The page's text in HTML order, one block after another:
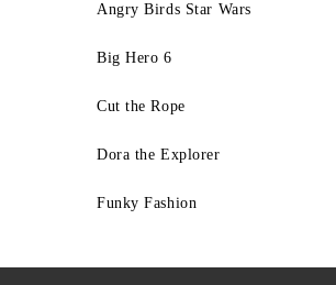
Angry Birds Star Wars
Big Hero 6
Cut the Rope
Dora the Explorer
Funky Fashion